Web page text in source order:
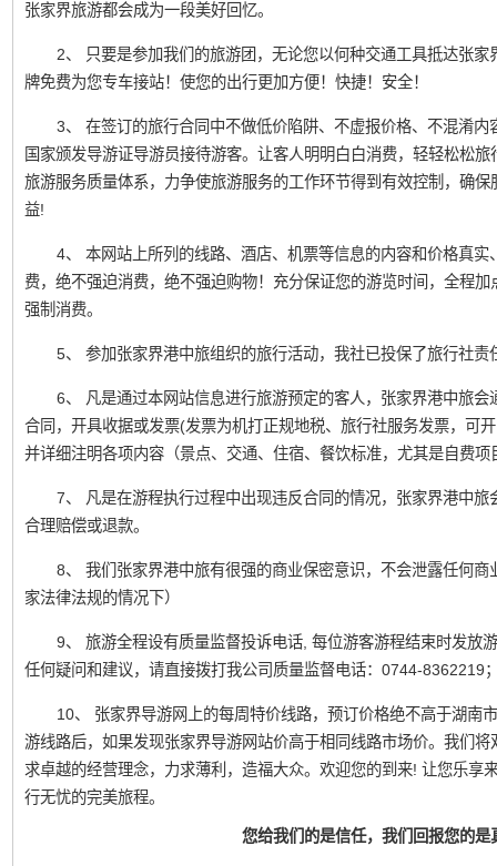
张家界旅游都会成为一段美好回忆。
2、 只要是参加我们的旅游团，无论您以何种交通工具抵达张
牌免费为您专车接站！使您的出行更加方便！快捷！安全！
3、 在签订的旅行合同中不做低价陷阱、不虚报价格、不混淆
国家颁发导游证导游员接待游客。让客人明明白白消费，轻轻松松
旅游服务质量体系，力争使旅游服务的工作环节得到有效控制，确
益!
4、 本网站上所列的线路、酒店、机票等信息的内容和价格真
费，绝不强迫消费，绝不强迫购物！充分保证您的游览时间，全程
强制消费。
5、 参加张家界港中旅组织的旅行活动，我社已投保了旅行社责
6、 凡是通过本网站信息进行旅游预定的客人，张家界港中旅
合同，开具收据或发票(发票为机打正规地税、旅行社服务发票，可
并详细注明各项内容（景点、交通、住宿、餐饮标准，尤其是自费
7、 凡是在游程执行过程中出现违反合同的情况，张家界港中
合理赔偿或退款。
8、 我们张家界港中旅有很强的商业保密意识，不会泄露任何
家法律法规的情况下）
9、 旅游全程设有质量监督投诉电话, 每位游客游程结束时发放
任何疑问和建议，请直接拨打我公司质量监督电话：0744-8362219
10、 张家界导游网上的每周特价线路，预订价格绝不高于湖南
游线路后，如果发现张家界导游网站价高于相同线路市场价。我们
求卓越的经营理念，力求薄利，造福大众。欢迎您的到来! 让您乐享
行无忧的完美旅程。
您给我们的是信任，我们回报您的是